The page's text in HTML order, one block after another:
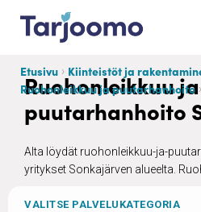
Siirry sisältöön
Etusivu
Kiinteistöt ja
Ruohonleikkuu ja puutarhanhoito
Ruohonleikkuu ja
puutarhanhoito
Alta löydät ruohonleikkuu-ja-
yritykset Sonkajärven alueelta.
VALITSE PALVELUKATEGORIA